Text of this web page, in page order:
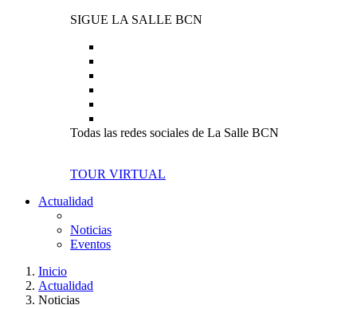
SIGUE LA SALLE BCN
Todas las redes sociales de La Salle BCN
TOUR VIRTUAL
Actualidad
Noticias
Eventos
Inicio
Actualidad
Noticias